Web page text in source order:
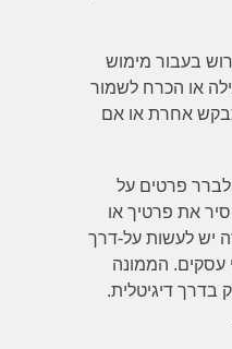
בעבור מימוש
או הכרח לשמור
אחרת או אם
פרטים על
את פרטיך או
יש לעשות על-דרך
לדוא"ל המפורט בכותרת, והפניה תיענה בתוך 14 ימי עסקים. הממונה
בדרך דיגיטלית.